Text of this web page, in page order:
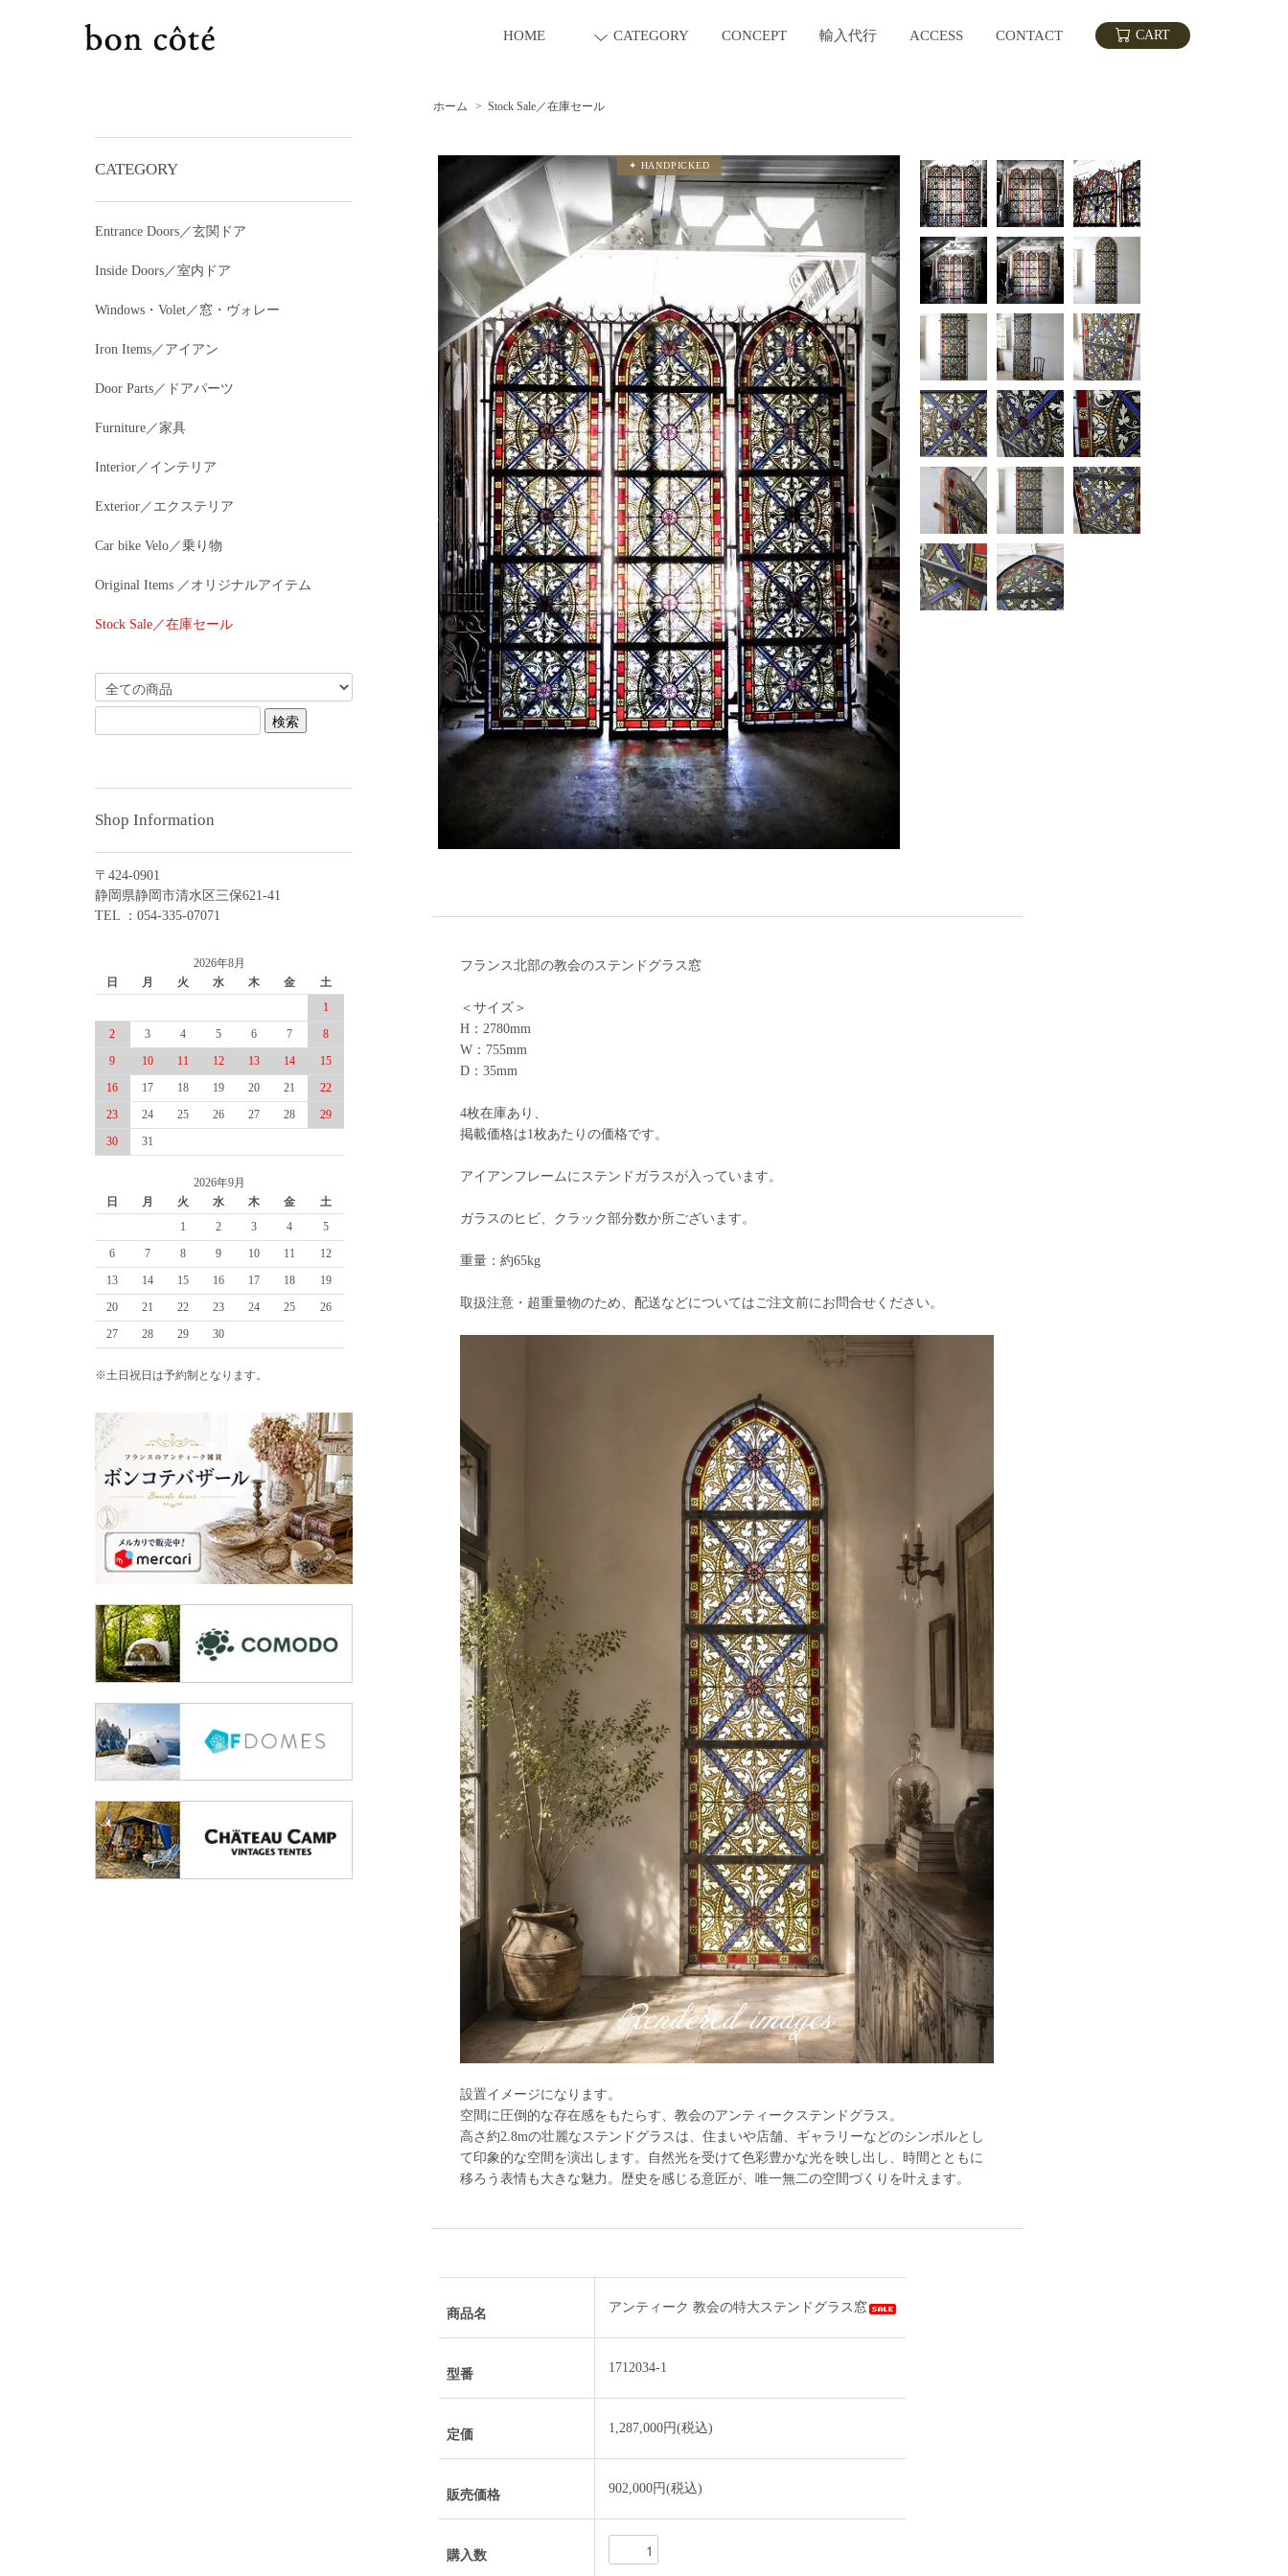
HOME CATEGORY CONCEPT 輸入代行 ACCESS CONTACT CART
ホーム > Stock Sale／在庫セール
フランス北部の教会のステンドグラス窓
＜サイズ＞
H：2780mm
W：755mm
D：35mm
4枚在庫あり、
掲載価格は1枚あたりの価格です。
アイアンフレームにステンドガラスが入っています。
ガラスのヒビ、クラック部分数か所ございます。
重量：約65kg
取扱注意・超重量物のため、配送などについてはご注文前にお問合せください。
設置イメージになります。
空間に圧倒的な存在感をもたらす、教会のアンティークステンドグラス。
高さ約2.8mの壮麗なステンドグラスは、住まいや店舗、ギャラリーなどのシンボルとし
て印象的な空間を演出します。自然光を受けて色彩豊かな光を映し出し、時間とともに
移ろう表情も大きな魅力。歴史を感じる意匠が、唯一無二の空間づくりを叶えます。
商品名 アンティーク 教会の特大ステンドグラス窓
型番 1712034-1
定価 1,287,000円(税込)
販売価格 902,000円(税込)
購入数
CATEGORY
Entrance Doors／玄関ドア
Inside Doors／室内ドア
Windows・Volet／窓・ヴォレー
Iron Items／アイアン
Door Parts／ドアパーツ
Furniture／家具
Interior／インテリア
Exterior／エクステリア
Car bike Velo／乗り物
Original Items ／オリジナルアイテム
Stock Sale／在庫セール
Shop Information
〒424-0901
静岡県静岡市清水区三保621-41
TEL ：054-335-07071
2026年8月
日
月 火 水 木 金
土
1
2
3 4 5 6 7
8
9
10 11 12 13 14
15
16
17 18 19 20 21
22
23
24 25 26 27 28
29
30
31
2026年9月
日
月 火 水 木 金
土
1
2 3 4
5
6
7 8 9 10 11
12
13
14 15 16 17 18
19
20
21 22 23 24 25
26
27
28 29 30
※土日祝日は予約制となります。